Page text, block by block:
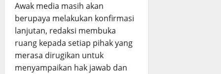
Awak media masih akan
berupaya melakukan konfirmasi
lanjutan, redaksi membuka
ruang kepada setiap pihak yang
merasa dirugikan untuk
menyampaikan hak jawab dan